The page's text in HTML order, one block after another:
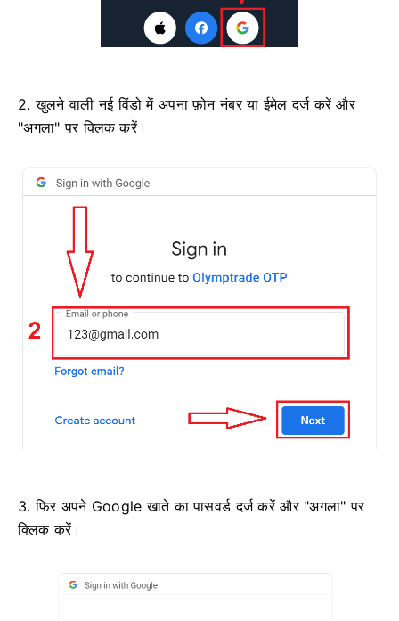
2. खुलने वाली नई विंडो में अपना फ़ोन नंबर या ईमेल दर्ज करें और
"अगला" पर क्लिक करें।
3. फिर अपने Google खाते का पासवर्ड दर्ज करें और "अगला" पर
क्लिक करें।